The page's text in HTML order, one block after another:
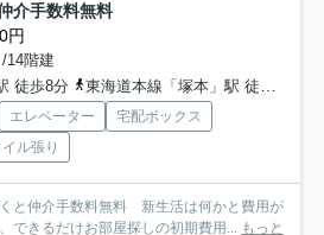
介手数料無料
円
14階建
徒歩8分
東海道本線「塚本」駅 徒歩17分
エレベーター
宅配ボックス
ル張り
と仲介手数料無料 新生活は何かと費用が
できるだけお部屋探しの初期費用... もっと